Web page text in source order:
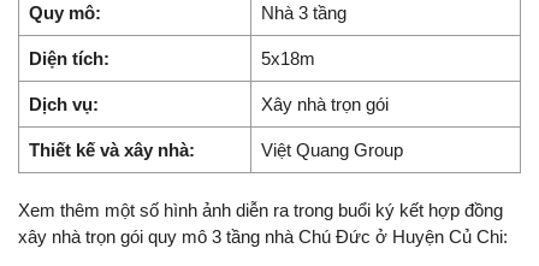
Quy mô: Nhà 3 tầng
Diện tích: 5x18m
Dịch vụ: Xây nhà trọn gói
Thiết kế và xây nhà: Việt Quang Group
Xem thêm một số hình ảnh diễn ra trong buổi ký kết hợp đồng
xây nhà trọn gói quy mô 3 tầng nhà Chú Đức ở Huyện Củ Chi: